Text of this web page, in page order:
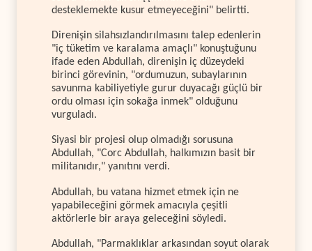
desteklemekte kusur etmeyeceğini" belirtti.
Direnişin silahsızlandırılmasını talep edenlerin
"iç tüketim ve karalama amaçlı" konuştuğunu
ifade eden Abdullah, direnişin iç düzeydeki
birinci görevinin, "ordumuzun, subaylarının
savunma kabiliyetiyle gurur duyacağı güçlü bir
ordu olması için sokağa inmek" olduğunu
vurguladı.
Siyasi bir projesi olup olmadığı sorusuna
Abdullah, "Corc Abdullah, halkımızın basit bir
militanıdır," yanıtını verdi.
Abdullah, bu vatana hizmet etmek için ne
yapabileceğini görmek amacıyla çeşitli
aktörlerle bir araya geleceğini söyledi.
Abdullah, "Parmaklıklar arkasından soyut olarak